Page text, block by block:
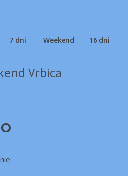
7 dni Weekend 16 dni
Vrbica